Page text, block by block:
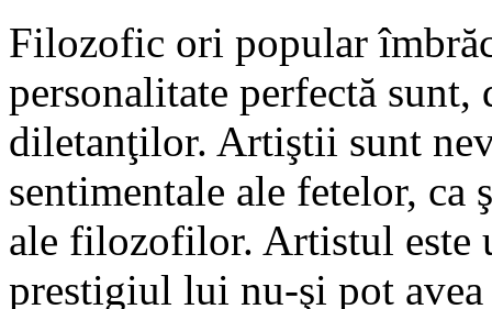
Filozofic ori popular
personalitate perfectă
diletanţilor. Artiştii sunt
sentimentale ale fetelor, ca
ale filozofilor. Artistul este
prestigiul lui nu-şi pot